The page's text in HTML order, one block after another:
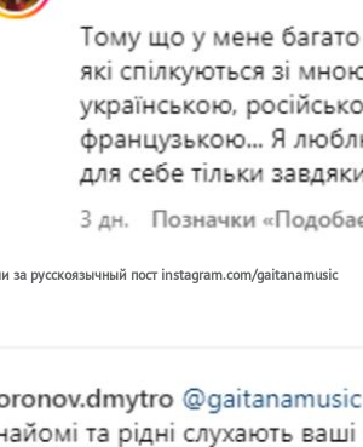
за русскоязычный пост instagram.com/gaitanamusic